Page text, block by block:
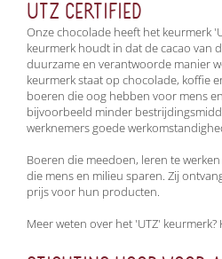
UTZ CERTIFIED
Onze chocolade heeft het keurmerk
keurmerk houdt in dat de cacao van
duurzame en verantwoorde manier
keurmerk staat op chocolade, koffie
boeren die oog hebben voor mens
bijvoorbeeld minder
werknemers goede
Boeren die meedoen, leren te
die mens en milieu sparen. Zij
prijs voor hun producten.
Meer weten over het 'UTZ' keurmerk?